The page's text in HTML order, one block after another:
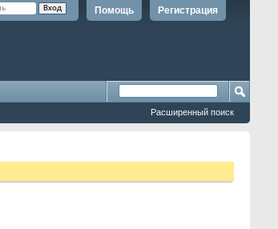
Регистрация
Помощь
Расширенный поиск